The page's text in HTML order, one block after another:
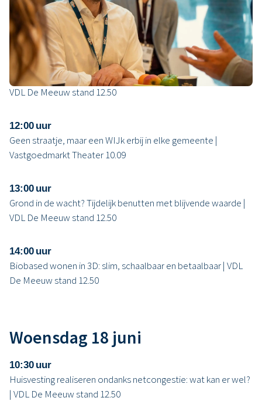
Biobased wonen in 3D: slim, schaalbaar en betaalbaar | VDL
De Meeuw stand 12.50
11:00 uur
Grond in de wacht? Tijdelijk benutten met blijvende waarde |
VDL De Meeuw stand 12.50
12:00 uur
Geen straatje, maar een WIJk erbij in elke gemeente |
Vastgoedmarkt Theater 10.09
13:00 uur
Grond in de wacht? Tijdelijk benutten met blijvende waarde |
VDL De Meeuw stand 12.50
14:00 uur
Biobased wonen in 3D: slim, schaalbaar en betaalbaar | VDL
De Meeuw stand 12.50
Woensdag 18 juni
10:30 uur
Huisvesting realiseren ondanks netcongestie: wat kan er wel?
| VDL De Meeuw stand 12.50